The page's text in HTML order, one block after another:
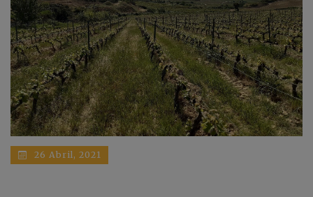
26 Abril, 2021